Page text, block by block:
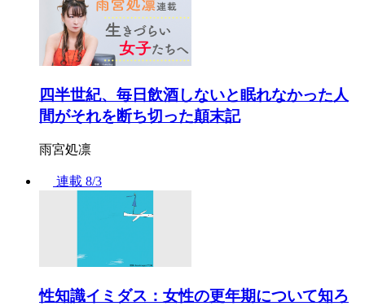
四半世紀、毎日飲酒しないと眠れなかった人
間がそれを断ち切った顛末記
雨宮処凛
連載 8/3
性知識イミダス：女性の更年期について知ろ